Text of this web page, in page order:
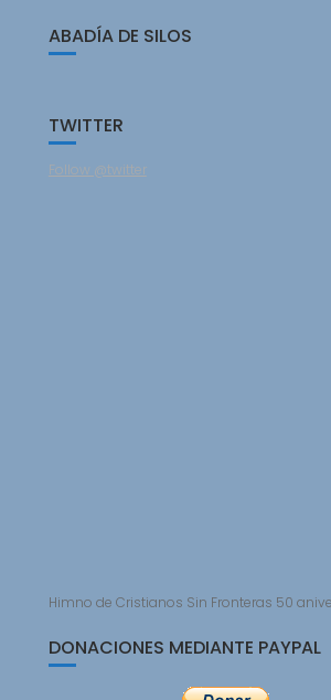
ABADÍA DE SILOS
TWITTER
Follow @twitter
Himno de Cristianos Sin Fronteras 50
DONACIONES MEDIANTE PAYPAL